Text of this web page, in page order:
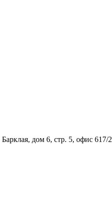
дом 6, стр. 5, офис 617/2